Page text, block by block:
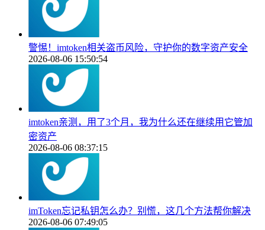
警惕！imtoken相关盗币风险，守护你的数字资产安全
2026-08-06 15:50:54
imtoken亲测，用了3个月，我为什么还在继续用它管加
密资产
2026-08-06 08:37:15
imToken忘记私钥怎么办？别慌，这几个方法帮你解决
2026-08-06 07:49:05